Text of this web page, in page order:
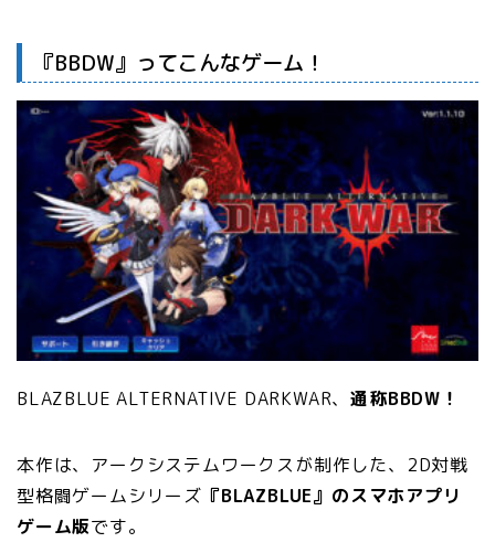
『BBDW』ってこんなゲーム！
BLAZBLUE ALTERNATIVE DARKWAR、通称BBDW！
本作は、アークシステムワークスが制作した、2D対戦
型格闘ゲームシリーズ 『BLAZBLUE』のスマホアプリ
ゲーム版です。